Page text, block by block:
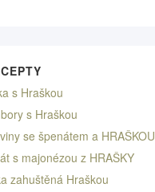
s Hraškou
s Hraškou
se špenátem a HRAŠKOU
s majonézou z HRAŠKY
zahuštěná Hraškou